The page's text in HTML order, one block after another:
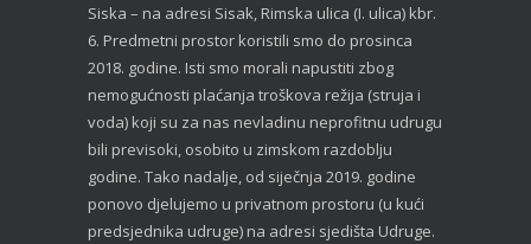
Siska – na adresi Sisak, Rimska ulica (I. ulica) kbr.
6. Predmetni prostor koristili smo do prosinca
2018. godine. Isti smo morali napustiti zbog
nemogućnosti plaćanja troškova režija (struja i
voda) koji su za nas nevladinu neprofitnu udrugu
bili previsoki, osobito u zimskom razdoblju
godine. Tako nadalje, od siječnja 2019. godine
ponovo djelujemo u privatnom prostoru (u kući
predsjednika udruge) na adresi sjedišta Udruge.